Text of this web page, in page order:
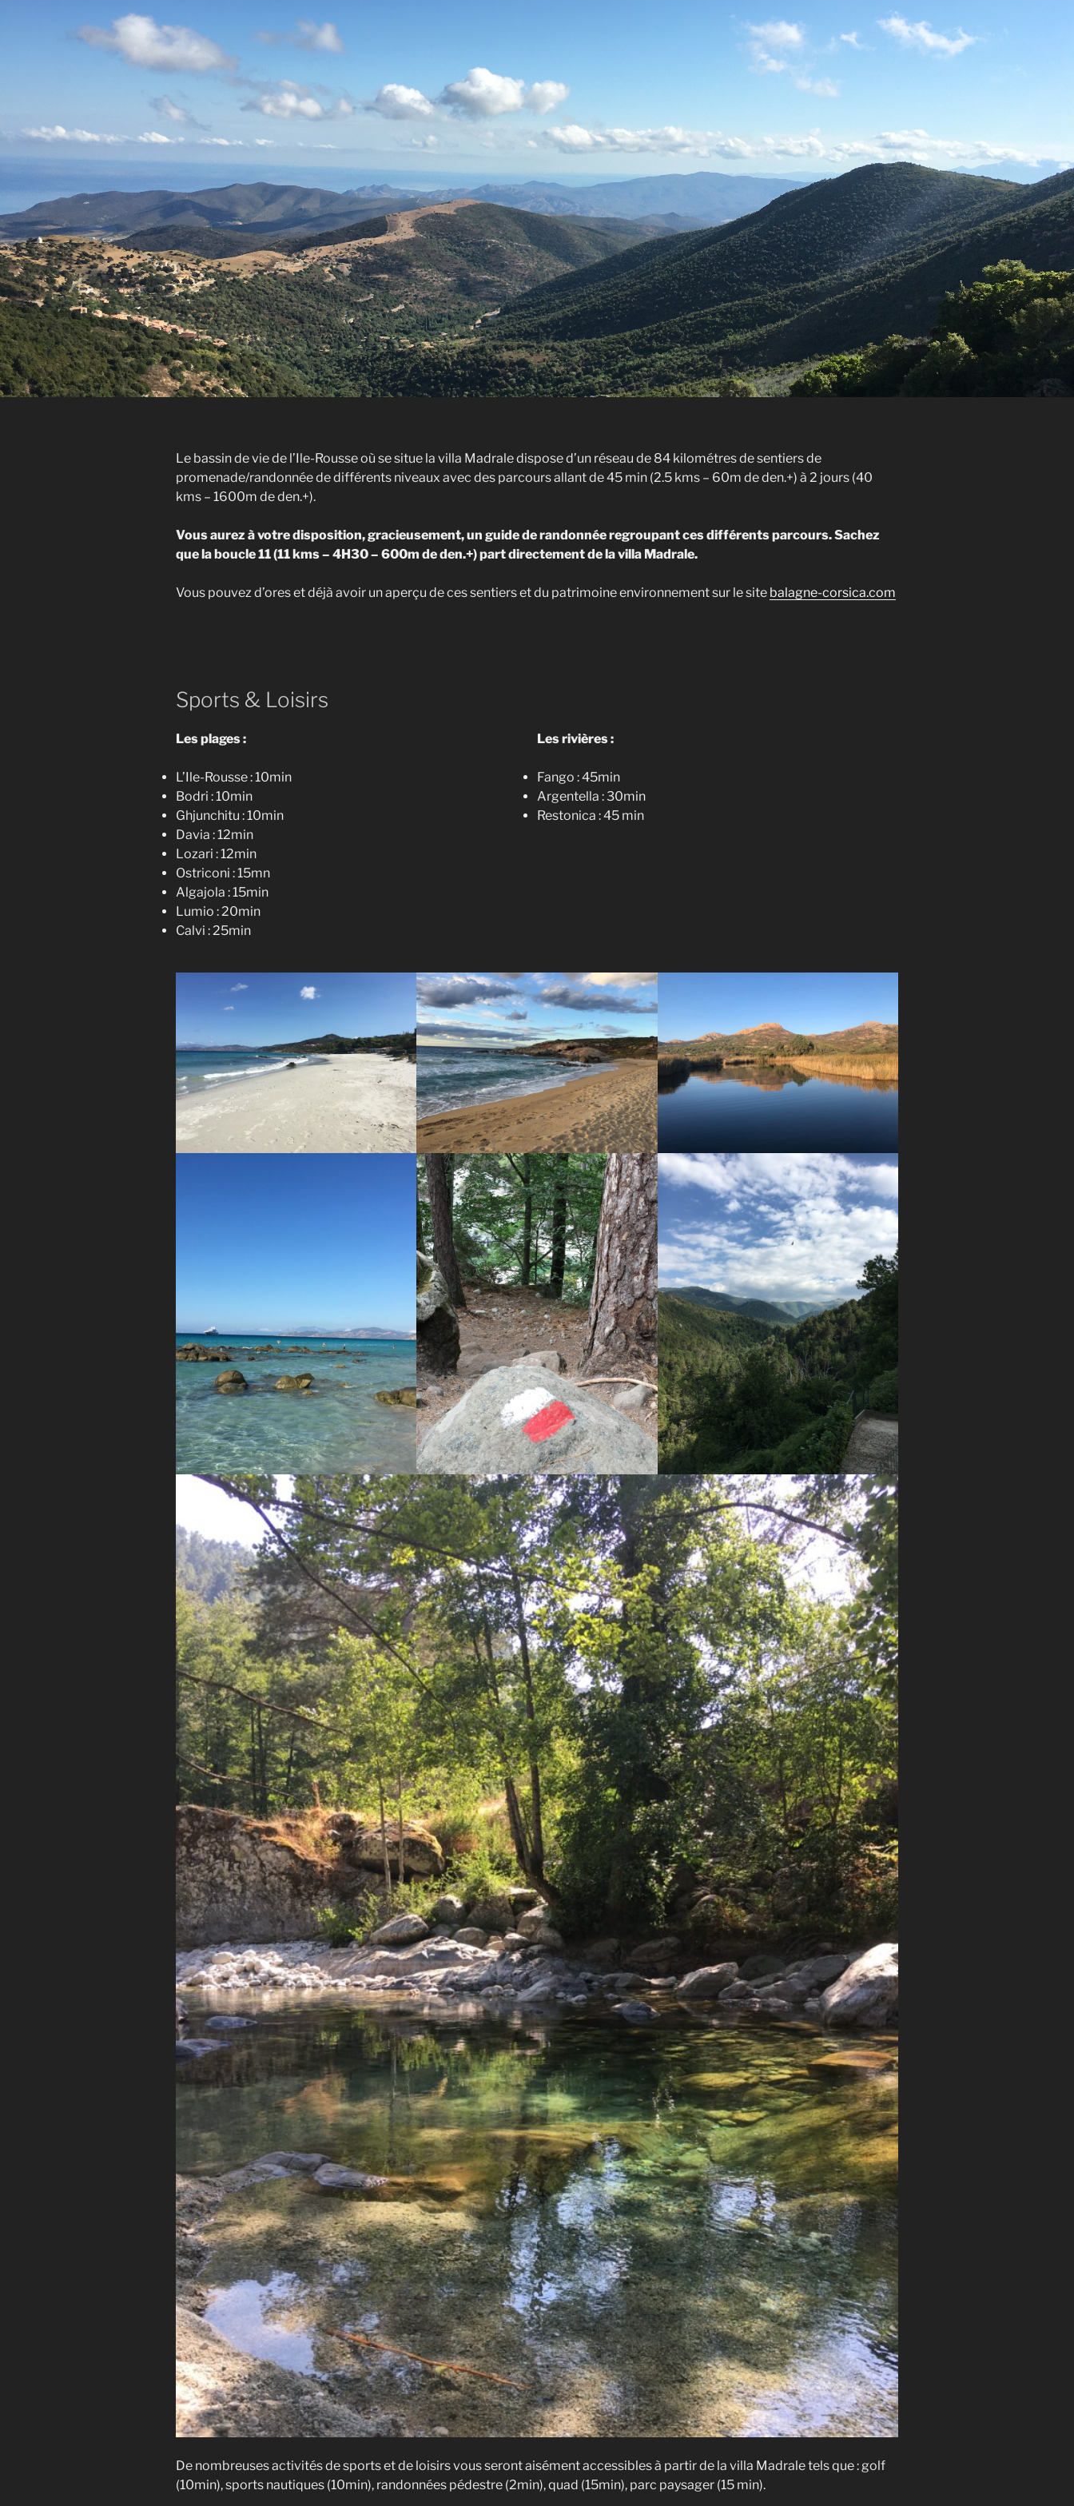
Le bassin de vie de l’Ile-Rousse où se situe la villa Madrale dispose d’un réseau de 84 kilométres de sentiers de
promenade/randonnée de différents niveaux avec des parcours allant de 45 min (2.5 kms – 60m de den.+) à 2 jours (40
kms – 1600m de den.+).
Vous aurez à votre disposition, gracieusement, un guide de randonnée regroupant ces différents parcours.Sachez
que la boucle 11 (11 kms – 4H30 – 600m de den.+) part directement de la villa Madrale.
Vous pouvez d’ores et déjà avoir un aperçu de ces sentiers et du patrimoine environnement sur le site balagne-corsica.com
Sports & Loisirs
Les plages :
L’Ile-Rousse : 10min
Bodri : 10min
Ghjunchitu : 10min
Davia : 12min
Lozari : 12min
Ostriconi : 15mn
Algajola : 15min
Lumio : 20min
Calvi : 25min
Les rivières :
Fango : 45min
Argentella : 30min
Restonica : 45 min
De nombreuses activités de sports et de loisirs vous seront aisément accessibles à partir de la villa Madrale tels que : golf
(10min), sports nautiques (10min), randonnées pédestre (2min), quad (15min), parc paysager (15 min).